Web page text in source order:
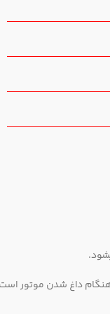
هنگام داغ شدن موتور